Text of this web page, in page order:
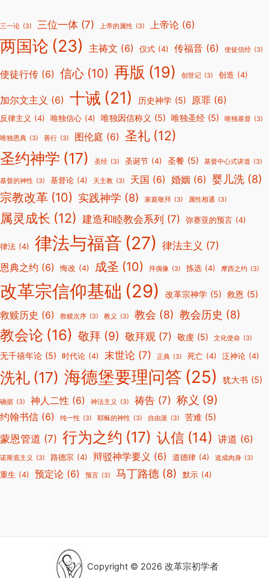
三一论 (3) 三位一体 (7) 上帝的属性 (3) 上帝论 (6)
两国论 (23) 主祷文 (6) 仪式 (4) 传福音 (6) 使徒信经 (3)
使徒行传 (6) 信心 (10) 再版 (19) 创世记 (3) 创造 (4)
加尔文主义 (6) 十诫 (21) 历史神学 (5) 原罪 (6)
反律主义 (4) 唯独信心 (4) 唯独因信称义 (5) 唯独圣经 (5) 唯独基督 (3)
唯独恩典 (3) 善行 (3) 图伦庭 (6) 圣礼 (12)
圣约神学 (17) 圣经 (3) 圣诞节 (4) 圣餐 (5) 基督中心式讲道 (3)
基督的神性 (3) 基督论 (4) 天主教 (3) 天国 (6) 婚姻 (6) 婴儿洗 (8)
宗教改革 (10) 实践神学 (8) 家庭敬拜 (3) 属性相通 (3)
属灵成长 (12) 建造和睦教会系列 (7) 弥赛亚的预言 (4)
律法 (4) 律法与福音 (27) 律法主义 (7)
恩典之约 (6) 悔改 (4) 成圣 (10) 拜偶像 (3) 拣选 (4) 摩西之约 (3)
改革宗信仰基础 (29) 改革宗神学 (5) 救恩 (5)
救赎历史 (6) 救赎次序 (3) 教义 (3) 教会 (8) 教会历史 (8)
教会论 (16) 敬拜 (9) 敬拜观 (7) 敬虔 (5) 文化使命 (3)
无千禧年论 (5) 时代论 (4) 末世论 (7) 正典 (3) 死亡 (4) 泛神论 (4)
洗礼 (17) 海德堡要理问答 (25) 犹大书 (5)
确据 (3) 神人二性 (6) 神法主义 (3) 祷告 (7) 称义 (9)
约翰书信 (6) 纯一性 (3) 耶稣的神性 (3) 自由派 (3) 苦难 (5)
蒙恩管道 (7) 行为之约 (17) 认信 (14) 讲道 (6)
诺斯底主义 (3) 路德宗 (4) 辩驳神学要义 (6) 道德律 (4) 道成肉身 (3)
重生 (4) 预定论 (6) 预言 (3) 马丁路德 (8) 默示 (4)
Copyright © 2026 改革宗初学者